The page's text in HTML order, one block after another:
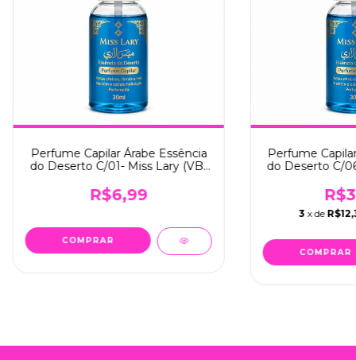
Perfume Capilar Árabe Essência
do Deserto C/01- Miss Lary (VB-
R$6,99
Perfume
do Deserto C/
3 x de